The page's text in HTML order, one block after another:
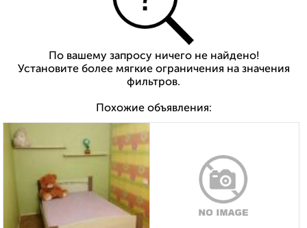
По вашему запросу ничего не найдено!
Установите более мягкие ограничения на значения
фильтров.
Похожие объявления: